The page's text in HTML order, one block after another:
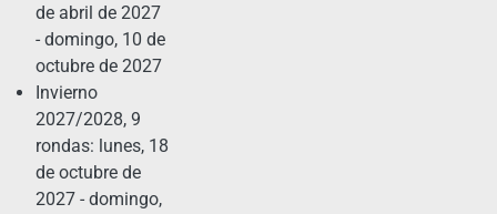
de abril de 2027
- domingo, 10 de
octubre de 2027
Invierno
2027/2028, 9
rondas: lunes, 18
de octubre de
2027 - domingo,